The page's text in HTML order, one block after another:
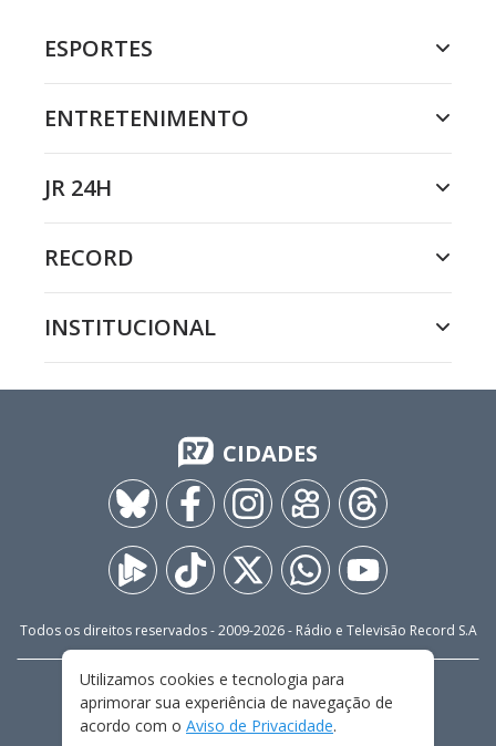
ESPORTES
ENTRETENIMENTO
JR 24H
RECORD
INSTITUCIONAL
CIDADES
Todos os direitos reservados - 2009-2026- Rádio e Televisão Record S.A
FALE CONOSCO
PRIVACIDADE
TERMOS E CONDIÇÕES DE USO
Utilizamos cookies e tecnologia para
aprimorar sua experiência de navegação de
acordo com o Aviso de Privacidade.